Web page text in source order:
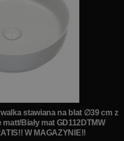
stawiana na blat ∅39 cm z
Biały mat GD112DTMW
W MAGAZYNIE!!